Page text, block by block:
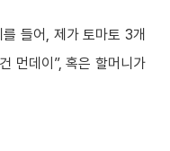
들어, 제가 토마토 3개
먼데이”, 혹은 할머니가